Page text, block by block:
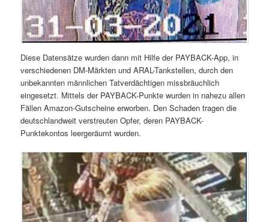
Diese Datensätze wurden dann mit Hilfe der PAYBACK-App, in
verschiedenen DM-Märkten und ARAL-Tankstellen, durch den
unbekannten männlichen Tatverdächtigen missbräuchlich
eingesetzt. Mittels der PAYBACK-Punkte wurden in nahezu allen
Fällen Amazon-Gutscheine erworben. Den Schaden tragen die
deutschlandweit verstreuten Opfer, deren PAYBACK-
Punktekontos leergeräumt wurden.